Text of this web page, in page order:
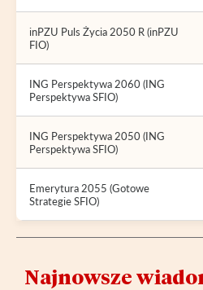
inPZU Puls Życia 2050 R (inPZU
FIO)
ING Perspektywa 2060 (ING
Perspektywa SFIO)
ING Perspektywa 2050 (ING
Perspektywa SFIO)
Emerytura 2055 (Gotowe
Strategie SFIO)
Najnowsze